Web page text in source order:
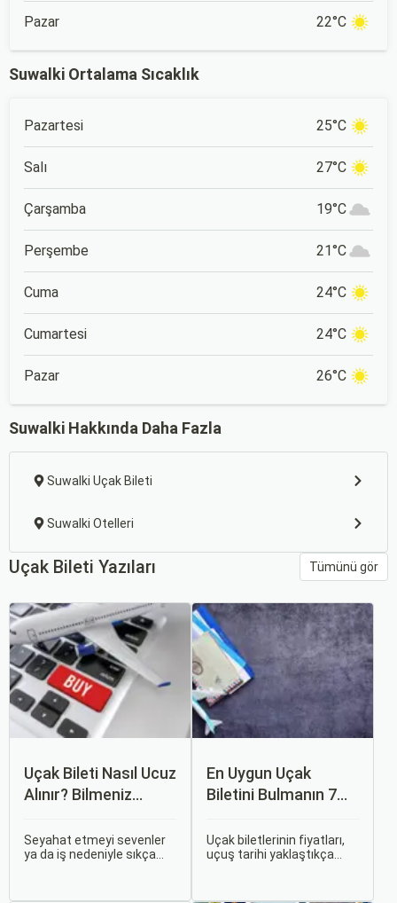
Pazar 22°C
Suwalki Ortalama Sıcaklık
Pazartesi 25°C
Salı 27°C
Çarşamba 19°C
Perşembe 21°C
Cuma 24°C
Cumartesi 24°C
Pazar 26°C
Suwalki Hakkında Daha Fazla
Suwalki Uçak Bileti
Suwalki Otelleri
Uçak Bileti Yazıları Tümünü gör
Uçak Bileti Nasıl Ucuz
Alınır? Bilmeniz
Detaylar
Seyahat etmeyi sevenler
ya da iş nedeniyle sıkça
En Uygun Uçak
Biletini Bulmanın 7
Uçak biletlerinin fiyatları,
uçuş tarihi yaklaştıkça